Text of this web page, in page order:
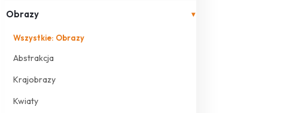
Obrazy ▾
Wszystkie: Obrazy
Abstrakcja
Krajobrazy
Kwiaty